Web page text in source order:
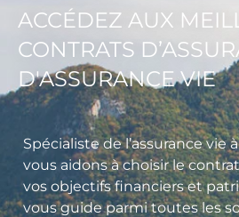
ACCÉDEZ AUX
CONTRATS
D'ASSURANCE VIE
Spécialiste de l’assurance vie
vous aidons à choisir le
vos objectifs financiers et
vous guide parmi toutes les